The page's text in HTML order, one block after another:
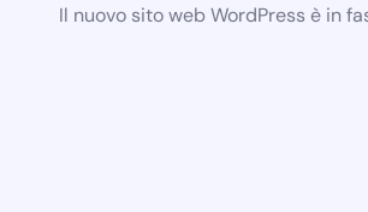
Il nuovo sito web WordPress è in